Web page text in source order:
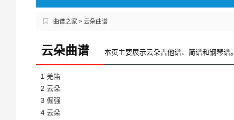
曲谱之家 > 云朵曲谱
云朵曲谱 本页主要展示云朵吉他谱、简谱和钢琴谱。
1 羌笛
2 云朵
3 倔强
4 云朵